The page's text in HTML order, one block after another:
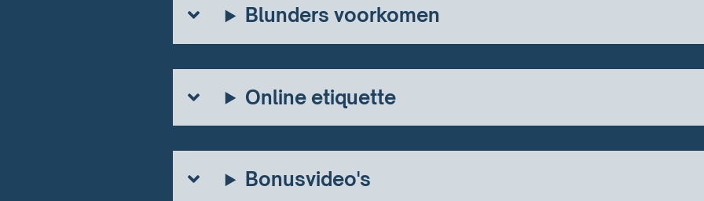
Blunders voorkomen
Online etiquette
Bonusvideo's